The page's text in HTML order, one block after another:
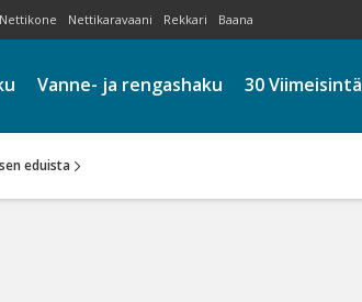
Nettikone Nettikaravaani Rekkari Baana
Vanne- ja rengashaku 30 Viimeisintä
eduista